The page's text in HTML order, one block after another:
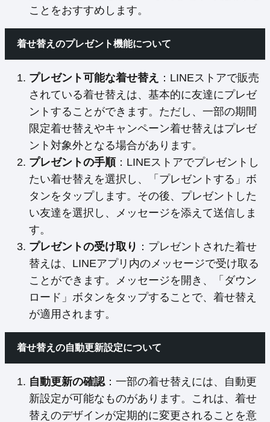
ことをおすすめします。
着せ替えのプレゼント機能について
プレゼント可能な着せ替え
：LINEストアで販売
されている着せ替えは、基本的に友達にプレゼ
ントすることができます。ただし、一部の期間
限定着せ替えやキャンペーン着せ替えはプレゼ
ント対象外となる場合があります。
プレゼントの手順：LINEストアでプレゼントし
たい着せ替えを選択し、「プレゼントする」ボ
タンをタップします。その後、プレゼントした
い友達を選択し、メッセージを添えて送信しま
す。
プレゼントの受け取り ：プレゼントされた着せ
替えは、LINEアプリ内のメッセージで受け取る
ことができます。メッセージを開き、「ダウン
ロード」ボタンをタップすることで、着せ替え
が適用されます。
着せ替えの自動更新設定について
自動更新の確認：一部の着せ替えには、自動更
新設定が可能なものがあります。これは、着せ
替えのデザインが定期的に変更されることを意